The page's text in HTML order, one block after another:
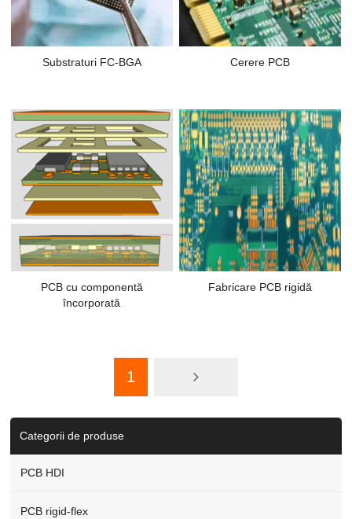
Substraturi FC-BGA Cerere PCB
PCB cu componentă
încorporată
Fabricare PCB rigidă
1
Categorii de produse
PCB HDI
PCB rigid-flex